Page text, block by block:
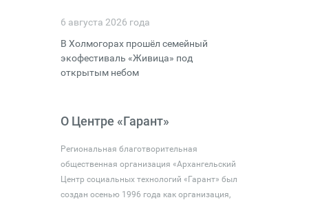
6 августа 2026 года
В Холмогорах прошёл семейный
экофестиваль «Живица» под
открытым небом
О Центре «Гарант»
Региональная благотворительная
общественная организация «Архангельский
Центр социальных технологий «Гарант» был
создан осенью 1996 года как организация,